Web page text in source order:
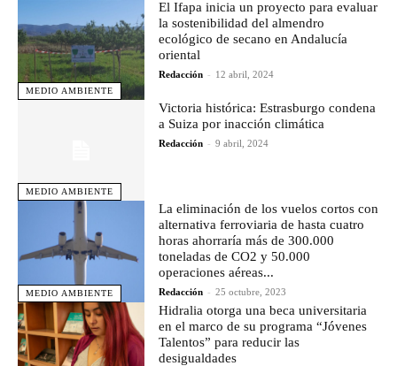
MEDIO AMBIENTE
El Ifapa inicia un proyecto para evaluar
la sostenibilidad del almendro
ecológico de secano en Andalucía
oriental
Redacción - 12 abril, 2024
MEDIO AMBIENTE
Victoria histórica: Estrasburgo condena
a Suiza por inacción climática
Redacción - 9 abril, 2024
MEDIO AMBIENTE
La eliminación de los vuelos cortos con
alternativa ferroviaria de hasta cuatro
horas ahorraría más de 300.000
toneladas de CO2 y 50.000
operaciones aéreas...
Redacción - 25 octubre, 2023
Hidralia otorga una beca universitaria
en el marco de su programa “Jóvenes
Talentos” para reducir las
desigualdades